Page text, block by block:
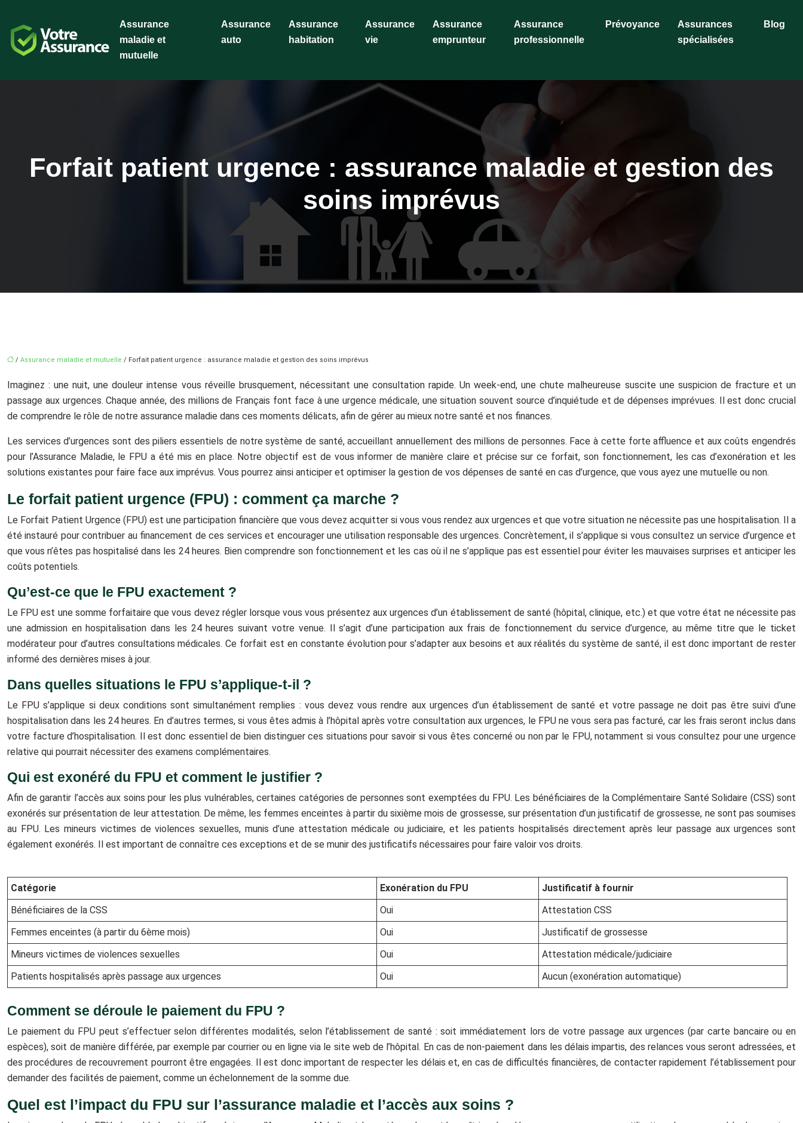
Assurance
maladie et
mutuelle
Assurance
auto
Assurance
habitation
Assurance
vie
Assurance
emprunteur
Assurance
professionnelle
Prévoyance
Assurances
spécialisées
Blog
Forfait patient urgence : assurance maladie et gestion des
soins imprévus
/ Assurance maladie et mutuelle / Forfait patient urgence : assurance maladie et gestion des soins imprévus
Imaginez : une nuit, une douleur intense vous réveille brusquement, nécessitant une consultation rapide. Un week-end, une chute malheureuse suscite une suspicion de fracture et un
passage aux urgences. Chaque année, des millions de Français font face à une urgence médicale, une situation souvent source d’inquiétude et de dépenses imprévues. Il est donc crucial
de comprendre le rôle de notre assurance maladie dans ces moments délicats, afin de gérer au mieux notre santé et nos finances.
Les services d’urgences sont des piliers essentiels de notre système de santé, accueillant annuellement des millions de personnes. Face à cette forte affluence et aux coûts engendrés
pour l’Assurance Maladie, le FPU a été mis en place. Notre objectif est de vous informer de manière claire et précise sur ce forfait, son fonctionnement, les cas d’exonération et les
solutions existantes pour faire face aux imprévus. Vous pourrez ainsi anticiper et optimiser la gestion de vos dépenses de santé en cas d’urgence, que vous ayez une mutuelle ou non.
Le forfait patient urgence (FPU) : comment ça marche ?
Le Forfait Patient Urgence (FPU) est une participation financière que vous devez acquitter si vous vous rendez aux urgences et que votre situation ne nécessite pas une hospitalisation. Il a
été instauré pour contribuer au financement de ces services et encourager une utilisation responsable des urgences. Concrètement, il s’applique si vous consultez un service d’urgence et
que vous n’êtes pas hospitalisé dans les 24 heures. Bien comprendre son fonctionnement et les cas où il ne s’applique pas est essentiel pour éviter les mauvaises surprises et anticiper les
coûts potentiels.
Qu’est-ce que le FPU exactement ?
Le FPU est une somme forfaitaire que vous devez régler lorsque vous vous présentez aux urgences d’un établissement de santé (hôpital, clinique, etc.) et que votre état ne nécessite pas
une admission en hospitalisation dans les 24 heures suivant votre venue. Il s’agit d’une participation aux frais de fonctionnement du service d’urgence, au même titre que le ticket
modérateur pour d’autres consultations médicales. Ce forfait est en constante évolution pour s’adapter aux besoins et aux réalités du système de santé, il est donc important de rester
informé des dernières mises à jour.
Dans quelles situations le FPU s’applique-t-il ?
Le FPU s’applique si deux conditions sont simultanément remplies : vous devez vous rendre aux urgences d’un établissement de santé et votre passage ne doit pas être suivi d’une
hospitalisation dans les 24 heures. En d’autres termes, si vous êtes admis à l’hôpital après votre consultation aux urgences, le FPU ne vous sera pas facturé, car les frais seront inclus dans
votre facture d’hospitalisation. Il est donc essentiel de bien distinguer ces situations pour savoir si vous êtes concerné ou non par le FPU, notamment si vous consultez pour une urgence
relative qui pourrait nécessiter des examens complémentaires.
Qui est exonéré du FPU et comment le justifier ?
Afin de garantir l’accès aux soins pour les plus vulnérables, certaines catégories de personnes sont exemptées du FPU. Les bénéficiaires de la Complémentaire Santé Solidaire (CSS) sont
exonérés sur présentation de leur attestation. De même, les femmes enceintes à partir du sixième mois de grossesse, sur présentation d’un justificatif de grossesse, ne sont pas soumises
au FPU. Les mineurs victimes de violences sexuelles, munis d’une attestation médicale ou judiciaire, et les patients hospitalisés directement après leur passage aux urgences sont
également exonérés. Il est important de connaître ces exceptions et de se munir des justificatifs nécessaires pour faire valoir vos droits.
Catégorie Exonération du FPU
Justificatif à fournir
Bénéficiaires de la CSS
Oui
Attestation CSS
Femmes enceintes (à partir du 6ème mois)
Oui
Justificatif de grossesse
Mineurs victimes de violences sexuelles
Oui
Attestation médicale/judiciaire
Patients hospitalisés après passage aux urgences
Oui Aucun (exonération automatique)
Comment se déroule le paiement du FPU ?
Le paiement du FPU peut s’effectuer selon différentes modalités, selon l’établissement de santé : soit immédiatement lors de votre passage aux urgences (par carte bancaire ou en
espèces), soit de manière différée, par exemple par courrier ou en ligne via le site web de l’hôpital. En cas de non-paiement dans les délais impartis, des relances vous seront adressées, et
des procédures de recouvrement pourront être engagées. Il est donc important de respecter les délais et, en cas de difficultés financières, de contacter rapidement l’établissement pour
demander des facilités de paiement, comme un échelonnement de la somme due.
Quel est l’impact du FPU sur l’assurance maladie et l’accès aux soins ?